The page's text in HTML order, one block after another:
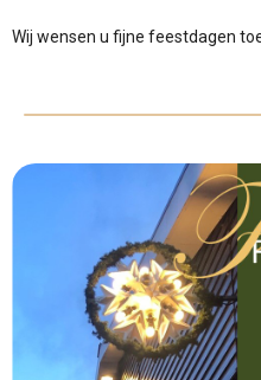
Wij wensen u fijne feestdagen